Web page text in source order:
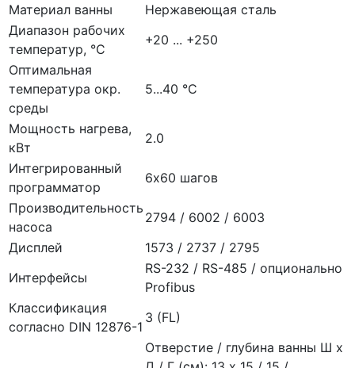
Материал ванны
Нержавеющая сталь
Диапазон рабочих
температур, °C
+20 ... +250
Оптимальная
температура окр.
среды
5...40 °C
Мощность нагрева,
кВт
2.0
Интегрированный
программатор
6х60 шагов
Производительность
насоса
2794 / 6002 / 6003
Дисплей
1573 / 2737 / 2795
Интерфейсы
RS-232 / RS-485 / опционально
Profibus
Классификация
согласно DIN 12876-1
3 (FL)
Отверстие / глубина ванны Ш х